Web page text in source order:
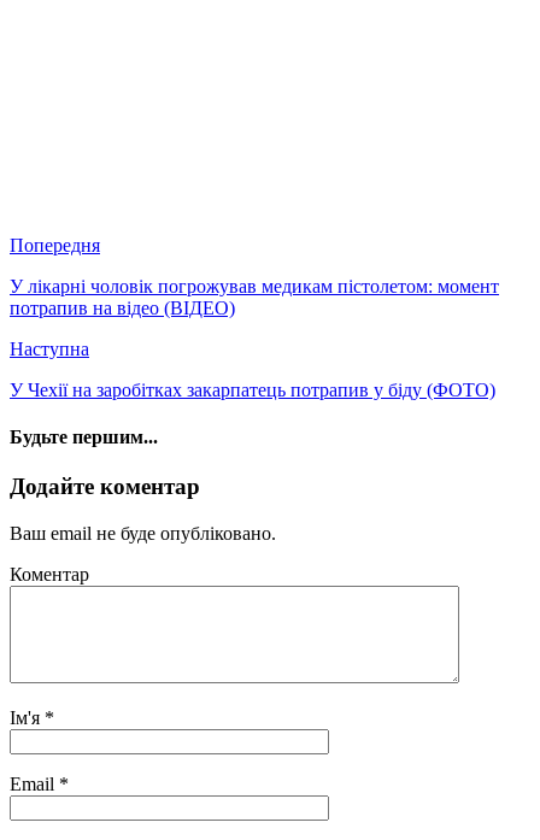
Попередня
У лікарні чоловік погрожував медикам пістолетом: момент
потрапив на відео (ВІДЕО)
Наступна
У Чехії на заробітках закарпатець потрапив у біду (ФОТО)
Будьте першим...
Додайте коментар
Ваш email не буде опубліковано.
Коментар
Ім'я *
Email *